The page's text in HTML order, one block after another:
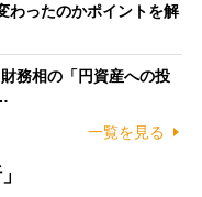
わったのかポイントを解
務相の「円資産への投
一覧を見る